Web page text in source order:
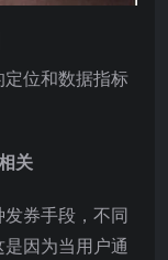
定位和数据指标
关
券手段，不同
因为当用户通